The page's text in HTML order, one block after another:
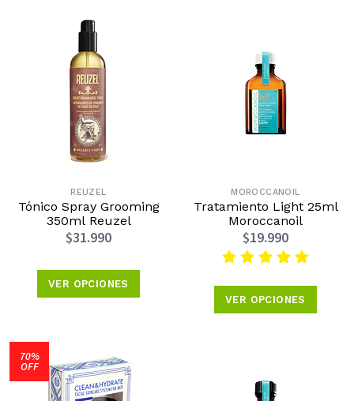
REUZEL
Tónico Spray Grooming
350ml Reuzel
$31.990
VER OPCIONES
MOROCCANOIL
Tratamiento Light 25ml
Moroccanoil
$19.990
VER OPCIONES
70%
OFF